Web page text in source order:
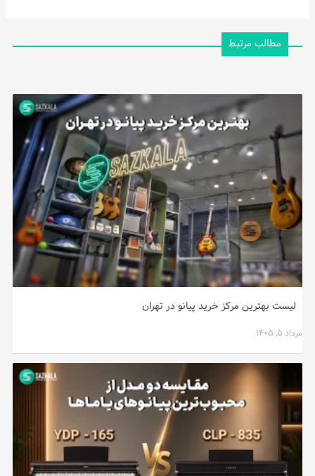
مطالب مرتبط
لیست بهترین مرکز خرید پیانو در تهران
مرداد ۵, ۱۴۰۵